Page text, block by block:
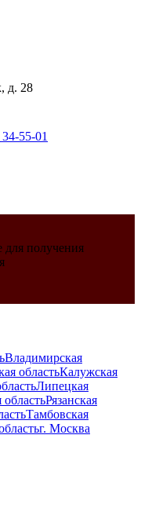
д. 28
55-01
для получения
Владимирская
областьКалужская
Липецкая
Рязанская
Тамбовская
г. Москва